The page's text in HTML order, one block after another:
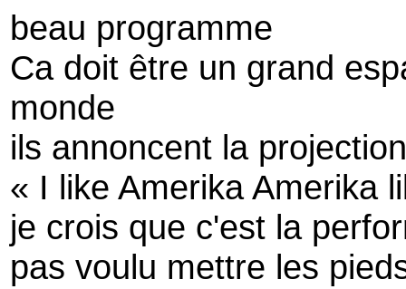
beau programme
Ca doit être un grand
monde
ils annoncent la
« I like Amerika Amerika
je crois que c'est la
pas voulu mettre les